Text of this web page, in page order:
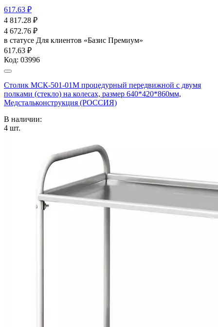
617.63 ₽
4 817.28 ₽
4 672.76 ₽
в статусе Для клиентов «Базис Премиум»
617.63 ₽
Код: 03996
Столик МСК-501-01М процедурный передвижной с двумя
полками (стекло) на колесах, размер 640*420*860мм,
Медстальконструкция (РОССИЯ)
В наличии:
4 шт.